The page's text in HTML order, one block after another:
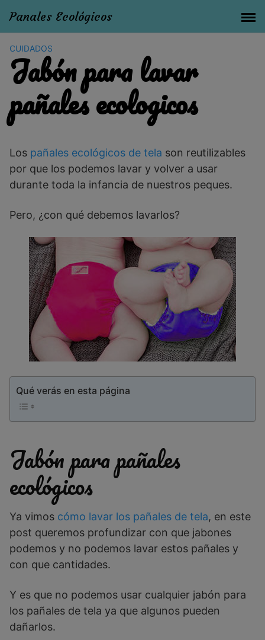
Panales Ecológicos
CUIDADOS
Jabón para lavar
pañales ecologicos
Los pañales ecológicos de tela son reutilizables
por que los podemos lavar y volver a usar
durante toda la infancia de nuestros peques.
Pero, ¿con qué debemos lavarlos?
Qué verás en esta página
Jabón para pañales
ecológicos
Ya vimos cómo lavar los pañales de tela, en este
post queremos profundizar con que jabones
podemos y no podemos lavar estos pañales y
con que cantidades.
Y es que no podemos usar cualquier jabón para
los pañales de tela ya que algunos pueden
dañarlos.